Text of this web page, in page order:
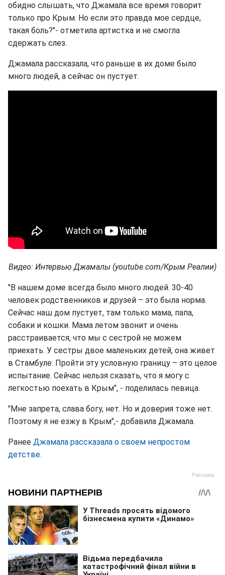
обидно слышать, что Джамала все время говорит
только про Крым. Но если это правда мое сердце,
такая боль?"- отметила артистка и не смогла
сдержать слез.
Джамала рассказала, что раньше в их доме было
много людей, а сейчас он пустует.
Видео: Интервью Джамалы (youtube.com/Крым Реалии)
"В нашем доме всегда было много людей. 30-40
человек родственников и друзей – это была норма.
Сейчас наш дом пустует, там только мама, папа,
собаки и кошки. Мама летом звонит и очень
расстраивается, что мы с сестрой не можем
приехать. У сестры двое маленьких детей, она живет
в Стамбуле. Пройти эту условную границу – это целое
испытание. Сейчас нельзя сказать, что я могу с
легкостью поехать в Крым", - поделилась певица.
"Мне запрета, слава богу, нет. Но и доверия тоже нет.
Поэтому я не езжу в Крым",- добавила Джамала.
Ранее Джамала рассказала о своем непростом
детстве.